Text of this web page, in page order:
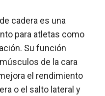
cadera es una
para atletas como
Su función
de la cara
el rendimiento
o el salto lateral y